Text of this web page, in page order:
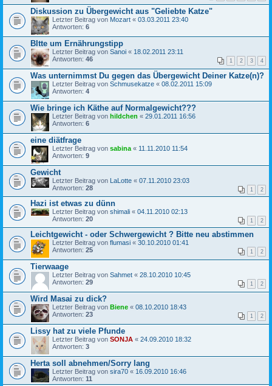
Diskussion zu Übergewicht aus "Geliebte Katze"
Letzter Beitrag von Mozart « 03.03.2011 23:40
Antworten: 6
BItte um Ernährungstipp
Letzter Beitrag von Sanoi « 18.02.2011 23:11
Antworten: 46 1 2 3 4
Was unternimmst Du gegen das Übergewicht Deiner Katze(n)?
Letzter Beitrag von Schmusekatze « 08.02.2011 15:09
Antworten: 4
Wie bringe ich Käthe auf Normalgewicht???
Letzter Beitrag von hildchen « 29.01.2011 16:56
Antworten: 6
eine diätfrage
Letzter Beitrag von sabina « 11.11.2010 11:54
Antworten: 9
Gewicht
Letzter Beitrag von LaLotte « 07.11.2010 23:03
Antworten: 28 1 2
Hazi ist etwas zu dünn
Letzter Beitrag von shimali « 04.11.2010 02:13
Antworten: 20 1 2
Leichtgewicht - oder Schwergewicht ? Bitte neu abstimmen
Letzter Beitrag von flumasi « 30.10.2010 01:41
Antworten: 25 1 2
Tierwaage
Letzter Beitrag von Sahmet « 28.10.2010 10:45
Antworten: 29 1 2
Wird Masai zu dick?
Letzter Beitrag von Biene « 08.10.2010 18:43
Antworten: 23 1 2
Lissy hat zu viele Pfunde
Letzter Beitrag von SONJA « 24.09.2010 18:32
Antworten: 3
Herta soll abnehmen/Sorry lang
Letzter Beitrag von sira70 « 16.09.2010 16:46
Antworten: 11